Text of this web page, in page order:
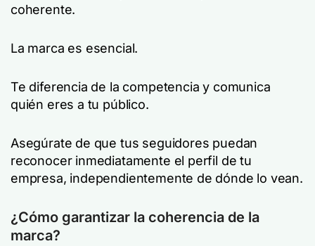
coherente.
La marca es esencial.
Te diferencia de la competencia y comunica
quién eres a tu público.
Asegúrate de que tus seguidores puedan
reconocer inmediatamente el perfil de tu
empresa, independientemente de dónde lo vean.
¿Cómo garantizar la coherencia de la
marca?